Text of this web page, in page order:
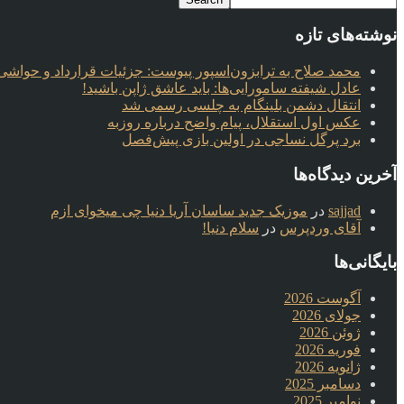
نوشته‌های تازه
محمد صلاح به ترابزون‌اسپور پیوست: جزئیات قرارداد و حواشی
عادل شیفته سامورایی‌ها: باید عاشق ژاپن باشید!
انتقال دشمن بلینگام به چلسی رسمی شد
عکس اول استقلال، پیام واضح درباره روزبه
برد پرگل نساجی در اولین بازی پیش‌فصل
آخرین دیدگاه‌ها
sajjad در موزیک جدید ساسان آریا دنیا چی میخوای ازم
آقای وردپرس در سلام دنیا!
بایگانی‌ها
آگوست 2026
جولای 2026
ژوئن 2026
فوریه 2026
ژانویه 2026
دسامبر 2025
نوامبر 2025